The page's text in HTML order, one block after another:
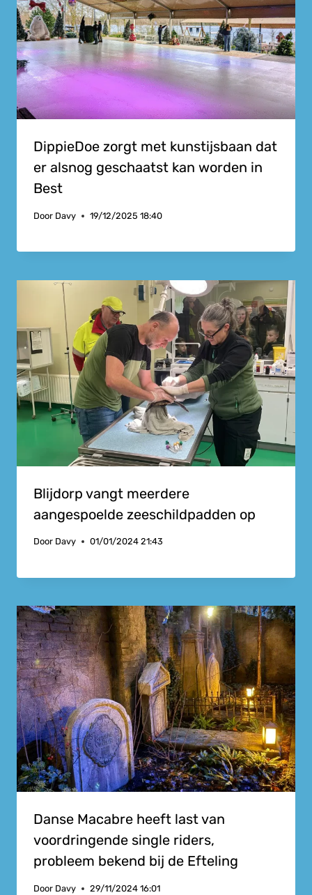
DippieDoe zorgt met kunstijsbaan dat
er alsnog geschaatst kan worden in
Best
Door Davy 19/12/2025 18:40
Blijdorp vangt meerdere
aangespoelde zeeschildpadden op
Door Davy 01/01/2024 21:43
Danse Macabre heeft last van
voordringende single riders,
probleem bekend bij de Efteling
Door Davy 29/11/2024 16:01